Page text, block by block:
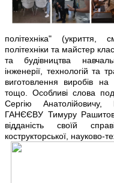
політехніка" (укриття,
політехніки та майстер
та будівництва
інженерії, технологій та
виготовлення виробів
тощо. Особливі слова
Сергію Анатолійовичу,
ГАНЄЄВУ Тимуру
відданість своїй
кострукторської, науково-